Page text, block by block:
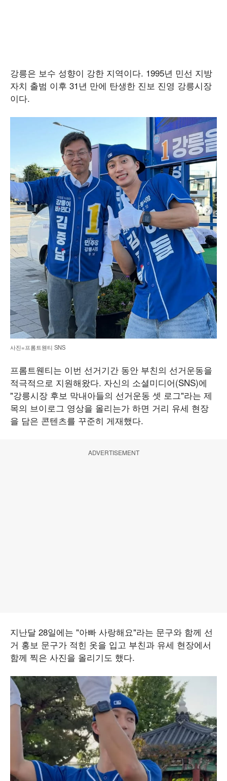
강릉은 보수 성향이 강한 지역이다. 1995년 민선 지방
자치 출범 이후 31년 만에 탄생한 진보 진영 강릉시장
이다.
사진=프롬트웬티 SNS
프롬트웬티는 이번 선거기간 동안 부친의 선거운동을
적극적으로 지원해왔다. 자신의 소셜미디어(SNS)에
"강릉시장 후보 막내아들의 선거운동 셋 로그"라는 제
목의 브이로그 영상을 올리는가 하면 거리 유세 현장
을 담은 콘텐츠를 꾸준히 게재했다.
ADVERTISEMENT
지난달 28일에는 "아빠 사랑해요"라는 문구와 함께 선
거 홍보 문구가 적힌 옷을 입고 부친과 유세 현장에서
함께 찍은 사진을 올리기도 했다.